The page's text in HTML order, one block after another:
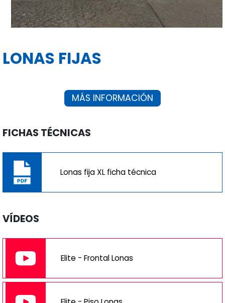
LONAS FIJAS
MÁS INFORMACIÓN
FICHAS TÉCNICAS
VÍDEOS